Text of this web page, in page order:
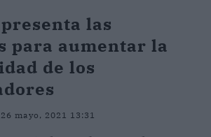
las
para aumentar la
de los
26 mayo, 2021 13:31